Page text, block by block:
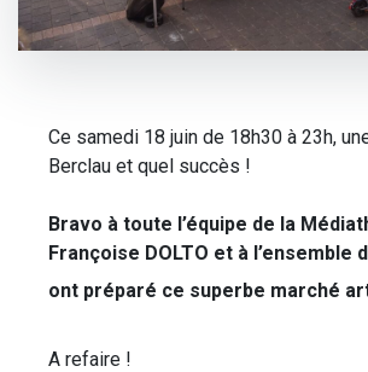
Ce samedi 18 juin de 18h30 à 23h,
Berclau et quel succès !
Bravo à toute l’équipe de la
Françoise DOLTO et à l’ensemble
ont préparé ce superbe marché
A refaire !